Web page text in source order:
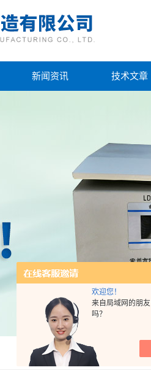
欢迎您！
来自局域网的朋
吗？
新闻资讯 技术文章